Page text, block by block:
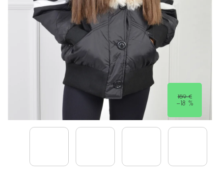
159 €
–18 %